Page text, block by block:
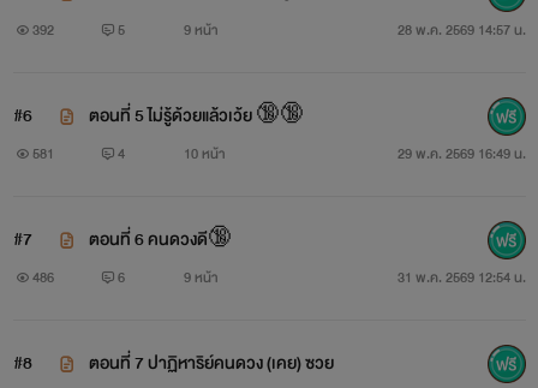
392 5 9 หน้า 28 พ.ค. 2569 14:57 น.
#6 ตอนที่ 5 ไม่รู้ด้วยแล้วเว้ย 🔞🔞
581 4 10 หน้า 29 พ.ค. 2569 16:49 น.
#7 ตอนที่ 6 คนดวงดี🔞
486 6 9 หน้า 31 พ.ค. 2569 12:54 น.
#8 ตอนที่ 7 ปาฏิหาริย์คนดวง (เคย) ซวย